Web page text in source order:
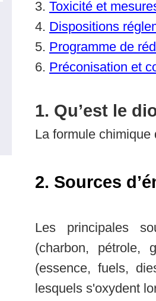
3. Toxicité et
4. Dispositions
5. Programme de
6. Préconisation et
1. Qu’est le
La formule
2. Sources
Les principales
(charbon,
(essence, fuels,
lesquels s'oxydent